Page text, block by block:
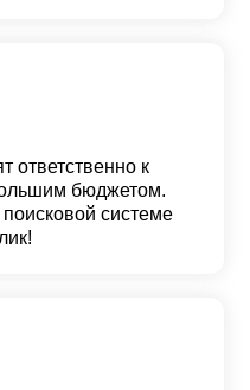
ответственно к
бюджетом.
системе